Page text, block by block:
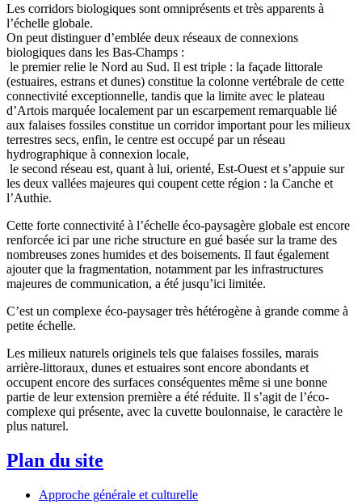
Les corridors biologiques sont omniprésents et très apparents à
l’échelle globale.
On peut distinguer d’emblée deux réseaux de connexions
biologiques dans les Bas-Champs :
le premier relie le Nord au Sud. Il est triple : la façade littorale
(estuaires, estrans et dunes) constitue la colonne vertébrale de cette
connectivité exceptionnelle, tandis que la limite avec le plateau
d’Artois marquée localement par un escarpement remarquable lié
aux falaises fossiles constitue un corridor important pour les milieux
terrestres secs, enfin, le centre est occupé par un réseau
hydrographique à connexion locale,
le second réseau est, quant à lui, orienté, Est-Ouest et s’appuie sur
les deux vallées majeures qui coupent cette région : la Canche et
l’Authie.
Cette forte connectivité à l’échelle éco-paysagère globale est encore
renforcée ici par une riche structure en gué basée sur la trame des
nombreuses zones humides et des boisements. Il faut également
ajouter que la fragmentation, notamment par les infrastructures
majeures de communication, a été jusqu’ici limitée.
C’est un complexe éco-paysager très hétérogène à grande comme à
petite échelle.
Les milieux naturels originels tels que falaises fossiles, marais
arrière-littoraux, dunes et estuaires sont encore abondants et
occupent encore des surfaces conséquentes même si une bonne
partie de leur extension première a été réduite. Il s’agit de l’éco-
complexe qui présente, avec la cuvette boulonnaise, le caractère le
plus naturel.
Plan du site
Approche générale et culturelle